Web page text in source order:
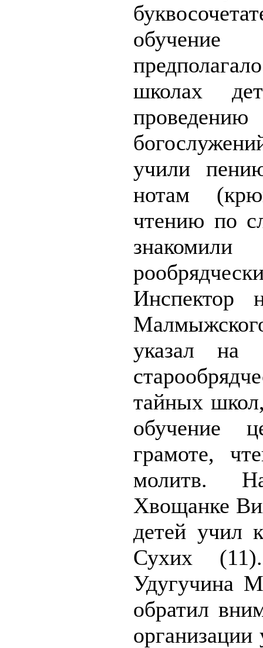
школах
учили
нотам
чтению по
Инспектор
указал на
тайных
обучение
грамоте,
молитв.
Хвощанке
детей учил
Сухих
Удугучина
обра­тил
организации